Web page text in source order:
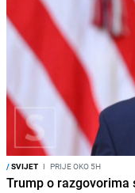
/SVIJET I PRIJE OKO 5H
Trump o razgovorima